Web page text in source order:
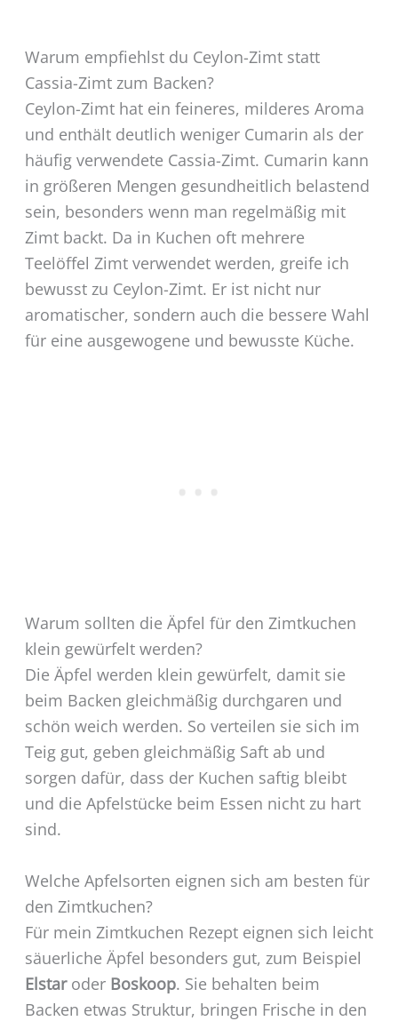
Warum empfiehlst du Ceylon-Zimt statt
Cassia-Zimt zum Backen?
Ceylon-Zimt hat ein feineres, milderes Aroma
und enthält deutlich weniger Cumarin als der
häufig verwendete Cassia-Zimt. Cumarin kann
in größeren Mengen gesundheitlich belastend
sein, besonders wenn man regelmäßig mit
Zimt backt. Da in Kuchen oft mehrere
Teelöffel Zimt verwendet werden, greife ich
bewusst zu Ceylon-Zimt. Er ist nicht nur
aromatischer, sondern auch die bessere Wahl
für eine ausgewogene und bewusste Küche.
Warum sollten die Äpfel für den Zimtkuchen
klein gewürfelt werden?
Die Äpfel werden klein gewürfelt, damit sie
beim Backen gleichmäßig durchgaren und
schön weich werden. So verteilen sie sich im
Teig gut, geben gleichmäßig Saft ab und
sorgen dafür, dass der Kuchen saftig bleibt
und die Apfelstücke beim Essen nicht zu hart
sind.
Welche Apfelsorten eignen sich am besten für
den Zimtkuchen?
Für mein Zimtkuchen Rezept eignen sich leicht
säuerliche Äpfel besonders gut, zum Beispiel
Elstaroder Boskoop. Sie behalten beim
Backen etwas Struktur, bringen Frische in den